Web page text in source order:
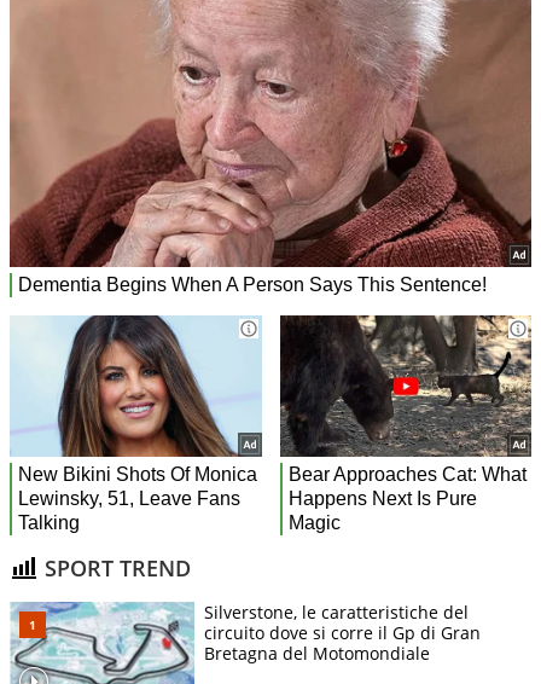
SPORT TREND
Silverstone, le caratteristiche del
circuito dove si corre il Gp di Gran
Bretagna del Motomondiale